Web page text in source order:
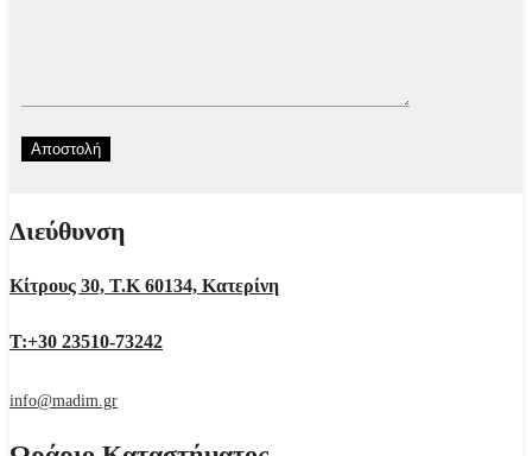
Διεύθυνση
Κίτρους 30, Τ.Κ 60134, Κατερίνη
Τ:+30 23510-73242
info@madim.gr